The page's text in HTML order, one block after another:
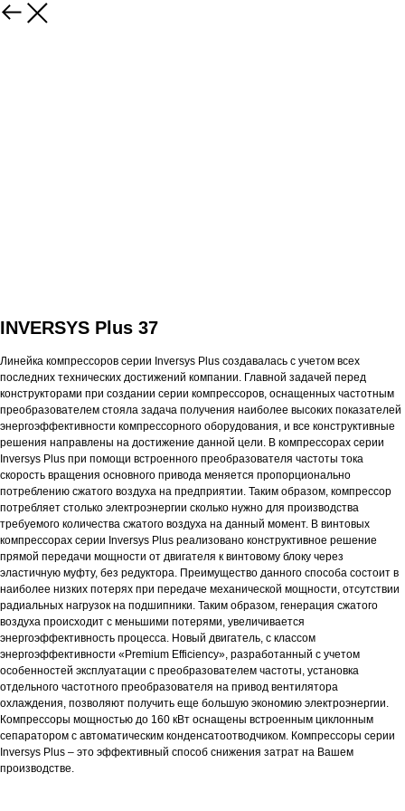
INVERSYS Plus 37
Линейка компрессоров серии Inversys Plus создавалась с учетом всех
последних технических достижений компании. Главной задачей перед
конструкторами при создании серии компрессоров, оснащенных частотным
преобразователем стояла задача получения наиболее высоких показателей
энергоэффективности компрессорного оборудования, и все конструктивные
решения направлены на достижение данной цели. В компрессорах серии
Inversys Plus при помощи встроенного преобразователя частоты тока
скорость вращения основного привода меняется пропорционально
потреблению сжатого воздуха на предприятии. Таким образом, компрессор
потребляет столько электроэнергии сколько нужно для производства
требуемого количества сжатого воздуха на данный момент. В винтовых
компрессорах серии Inversys Plus реализовано конструктивное решение
прямой передачи мощности от двигателя к винтовому блоку через
эластичную муфту, без редуктора. Преимущество данного способа состоит в
наиболее низких потерях при передаче механической мощности, отсутствии
радиальных нагрузок на подшипники. Таким образом, генерация сжатого
воздуха происходит с меньшими потерями, увеличивается
энергоэффективность процесса. Новый двигатель, с классом
энергоэффективности «Premium Efficiency», разработанный с учетом
особенностей эксплуатации с преобразователем частоты, установка
отдельного частотного преобразователя на привод вентилятора
охлаждения, позволяют получить еще большую экономию электроэнергии.
Компрессоры мощностью до 160 кВт оснащены встроенным циклонным
сепаратором с автоматическим конденсатоотводчиком. Компрессоры серии
Inversys Plus – это эффективный способ снижения затрат на Вашем
производстве.